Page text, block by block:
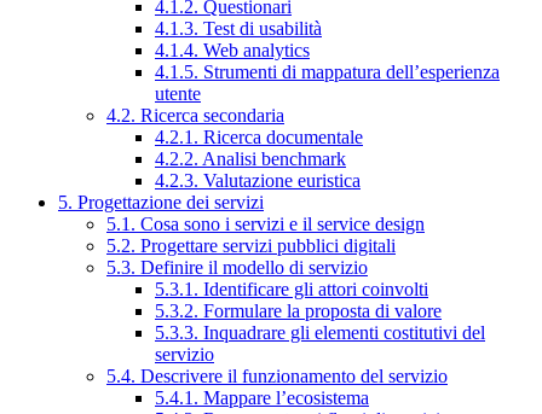
4.1.2. Questionari
4.1.3. Test di usabilità
4.1.4. Web analytics
4.1.5. Strumenti di mappatura dell’esperienza
utente
4.2. Ricerca secondaria
4.2.1. Ricerca documentale
4.2.2. Analisi benchmark
4.2.3. Valutazione euristica
5. Progettazione dei servizi
5.1. Cosa sono i servizi e il service design
5.2. Progettare servizi pubblici digitali
5.3. Definire il modello di servizio
5.3.1. Identificare gli attori coinvolti
5.3.2. Formulare la proposta di valore
5.3.3. Inquadrare gli elementi costitutivi del
servizio
5.4. Descrivere il funzionamento del servizio
5.4.1. Mappare l’ecosistema